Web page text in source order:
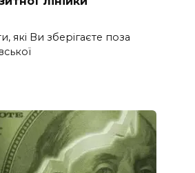
які Ви зберігаєте поза